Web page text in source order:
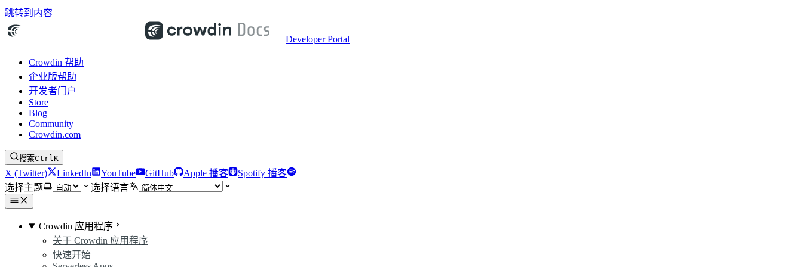
跳转到内容
Developer Portal
Crowdin 帮助
企业版帮助
开发者门户
Store
Blog
Community
Crowdin.com
搜索CtrlK
X (Twitter) LinkedIn YouTube GitHub Apple 播客
Spotify 播客
选择主题
选择语言
Crowdin 应用程序
关于 Crowdin 应用程序
快速开始